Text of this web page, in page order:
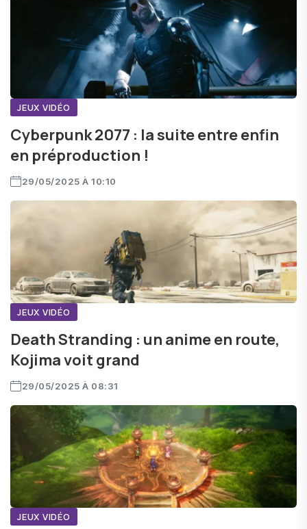
JEUX VIDÉO
Cyberpunk 2077 : la suite entre enfin
en préproduction !
29/05/2025 À 10:10
JEUX VIDÉO
Death Stranding : un anime en route,
Kojima voit grand
29/05/2025 À 08:31
JEUX VIDÉO